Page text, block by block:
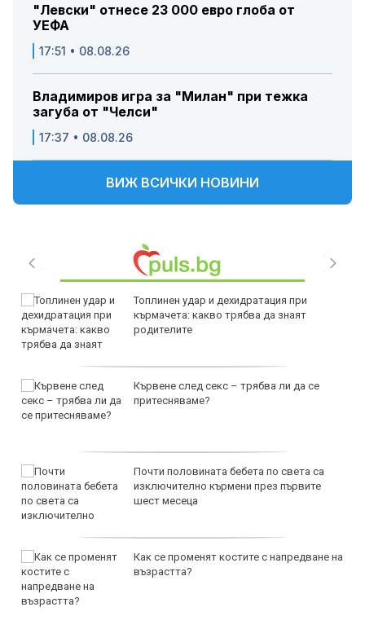
"Левски" отнесе 23 000 евро глоба от
УЕФА
17:51 • 08.08.26
Владимиров игра за "Милан" при тежка
загуба от "Челси"
17:37 • 08.08.26
ВИЖ ВСИЧКИ НОВИНИ
Топлинен удар и дехидратация при
кърмачета: какво трябва да знаят
родителите
Кървене след секс – трябва ли да се
притесняваме?
Почти половината бебета по света са
изключително кърмени през първите
шест месеца
Как се променят костите с напредване на
възрастта?